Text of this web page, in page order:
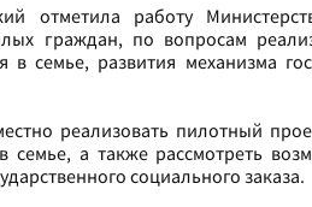
отметила работу
граждан, по вопросам
семье, развития механизма
реализовать пилотный
а также рассмотреть
социального заказа.